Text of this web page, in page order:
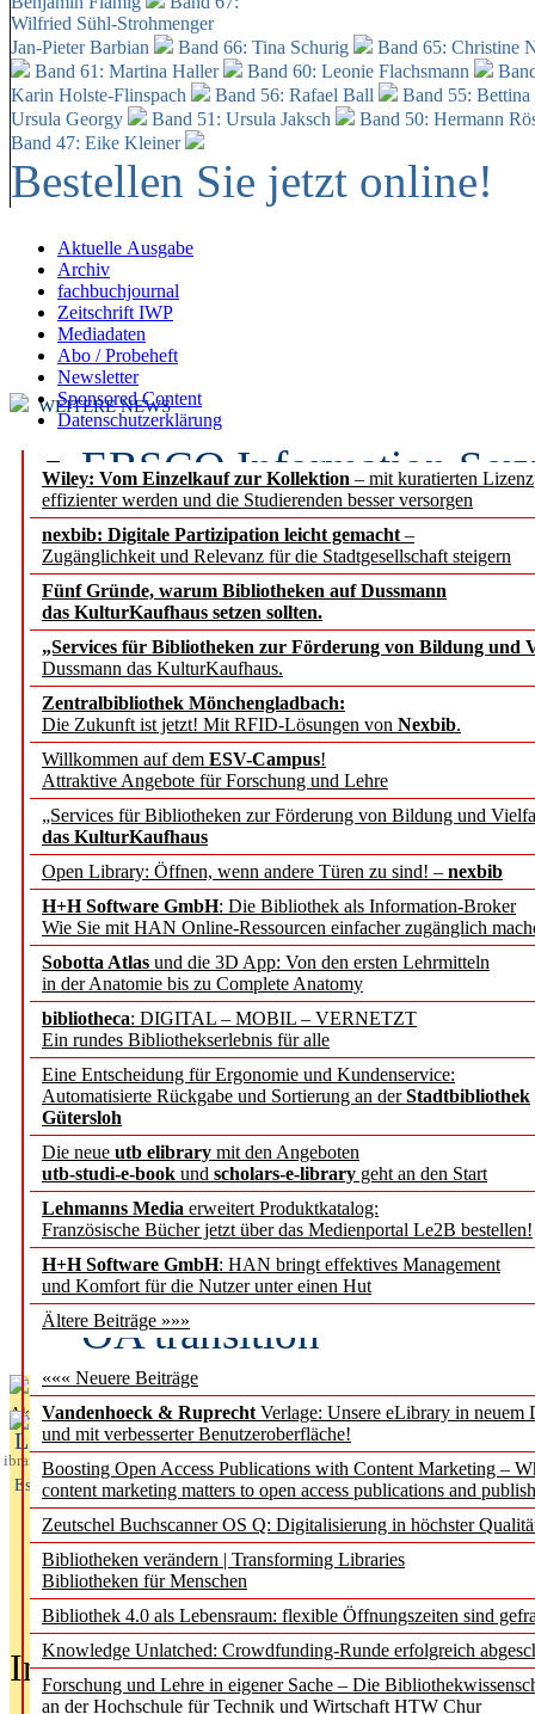
Wilfried Sühl-Strohmenger
Jan-Pieter Barbian
Band 66: Tina Schurig
Band 65: Christine
Band 61: Martina Haller
Band 60: Leonie Flachsmann
Karin Holste-Flinspach
Band 56: Rafael Ball
Band 55:
Ursula Georgy
Band 51: Ursula Jaksch Band 50: Hermann
Band 47: Eike Kleiner
Bestellen Sie jetzt online!
Aktuelle Ausgabe
Archiv
fachbuchjournal
Zeitschrift IWP
Mediadaten
Abo / Probeheft
Newsletter
Sponsored Content
Datenschutzerklärung
Wiley: Vom Einzelkauf zur Kollektion – mit kuratierten
effizienter werden und die Studierenden besser versorgen
nexbib: Digitale Partizipation leicht gemacht –
Zugänglichkeit und Relevanz für die Stadtgesellschaft steigern
Fünf Gründe, warum Bibliotheken auf Dussmann
das KulturKaufhaus setzen sollten.
„Services für Bibliotheken zur Förderung von Bildung und
Dussmann das KulturKaufhaus.
Zentralbibliothek Mönchengladbach:
Die Zukunft ist jetzt! Mit RFID-Lösungen von Nexbib.
Willkommen auf dem ESV-Campus!
Attraktive Angebote für Forschung und Lehre
„Services für Bibliotheken zur Förderung von Bildung und
das KulturKaufhaus
Open Library: Öffnen, wenn andere Türen zu sind! – nexbib
H+H Software GmbH: Die Bibliothek als Information-Broker
Wie Sie mit HAN Online-Ressourcen einfacher zugänglich
Sobotta Atlas und die 3D App: Von den ersten Lehrmitteln
in der Anatomie bis zu Complete Anatomy
bibliotheca: DIGITAL – MOBIL – VERNETZT
Ein rundes Bibliothekserlebnis für alle
Eine Entscheidung für Ergonomie und Kundenservice:
Automatisierte Rückgabe und Sortierung an derStadtbibliothek
Gütersloh
Die neue utb elibrary mit den Angeboten
utb-studi-e-book und scholars-e-library geht an den Start
Lehmanns Media erweitert Produktkatalog:
Französische Bücher jetzt über das Medienportal Le2B bestellen!
H+H Software GmbH: HAN bringt effektives Management
und Komfort für die Nutzer unter einen Hut
Ältere Beiträge »»»
««« Neuere Beiträge
Vandenhoeck & Ruprecht Verlage: Unsere eLibrary in neuem
und mit verbesserter Benutzeroberfläche!
Boosting Open Access Publications with Content Marketing –
content marketing matters to open access publications and
Zeutschel Buchscanner OS Q: Digitalisierung in höchster
Bibliotheken verändern | Transforming Libraries
Bibliotheken für Menschen
Bibliothek 4.0 als Lebensraum: flexible Öffnungszeiten sind
Knowledge Unlatched: Crowdfunding-Runde erfolgreich
Forschung und Lehre in eigener Sache – Die
an der Hochschule für Technik und Wirtschaft HTW Chur
WEITERE NEWS
EBSCO Information
Recherchefunktionen in
Sorbisches Institut neu
Geschichte und
Künstliche Intelligenz
besser zu verstehen
„Leitbegriffe der
des BIÖG erscheinen
jedem Experiment
DFG setzt Förderung
FAIRmat fort
Bayerns digitale
Schulwandbilder aus
Fifth Open Access
transformative
OA transition
Aktuelles aus
L
ibrary
Essentials
In der Ausgabe05/2026(Juni/Juli